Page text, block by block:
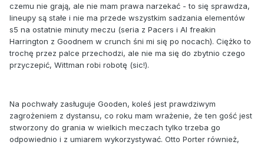
czemu nie grają, ale nie mam prawa narzekać - to się sprawdza,
lineupy są stałe i nie ma przede wszystkim sadzania elementów
s5 na ostatnie minuty meczu (seria z Pacers i Al freakin
Harrington z Goodnem w crunch śni mi się po nocach). Ciężko to
trochę przez palce przechodzi, ale nie ma się do zbytnio czego
przyczepić, Wittman robi robotę (sic!).
Na pochwały zasługuje Gooden, koleś jest prawdziwym
zagrożeniem z dystansu, co roku mam wrażenie, że ten gość jest
stworzony do grania w wielkich meczach tylko trzeba go
odpowiednio i z umiarem wykorzystywać. Otto Porter również,